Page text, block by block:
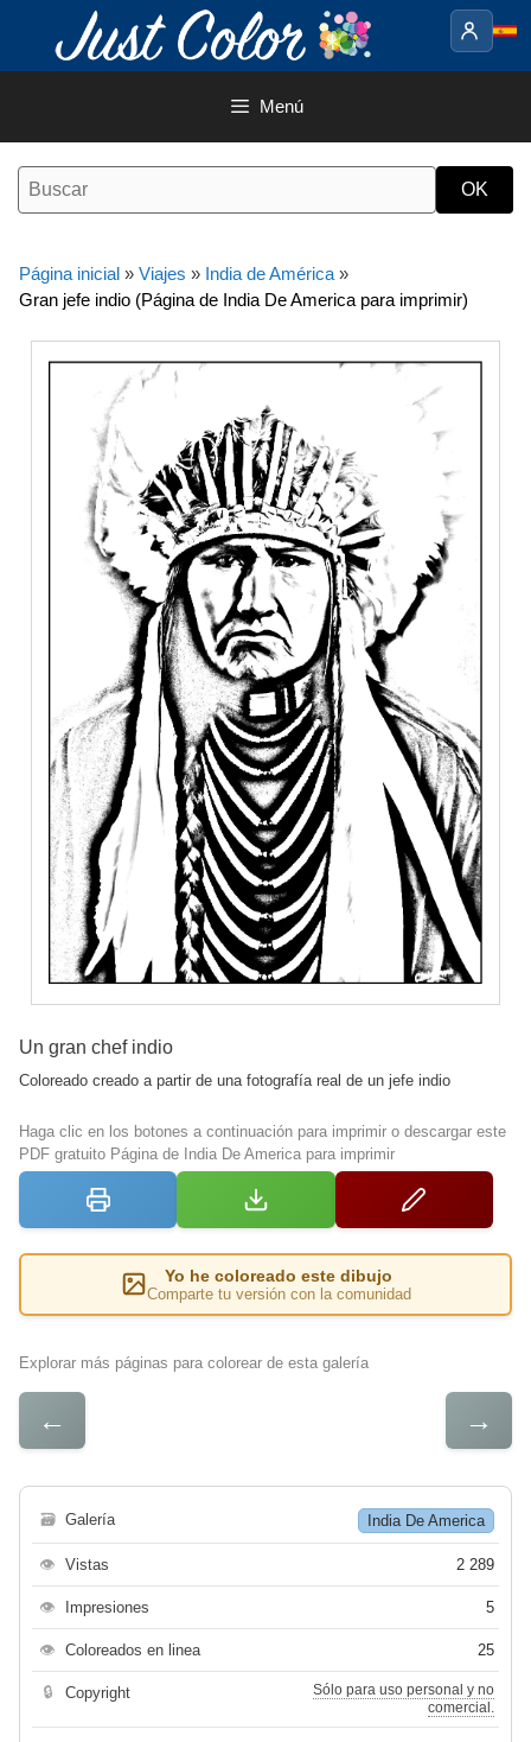
contenido
Menú
Página inicial » Viajes » India de América »
Gran jefe indio (Página de India De America para imprimir)
Un gran chef indio
Coloreado creado a partir de una fotografía real de un jefe indio
Haga clic en los botones a continuación para imprimir o descargar este
PDF gratuito Página de India De America para imprimir
Yo he coloreado este dibujo
Comparte tu versión con la comunidad
Explorar más páginas para colorear de esta galería
← →
🗃 Galería India De America
👁 Vistas 2 289
👁 Impresiones 5
👁 Coloreados en linea 25
🔒 Copyright
Sólo para uso personal y no
comercial.